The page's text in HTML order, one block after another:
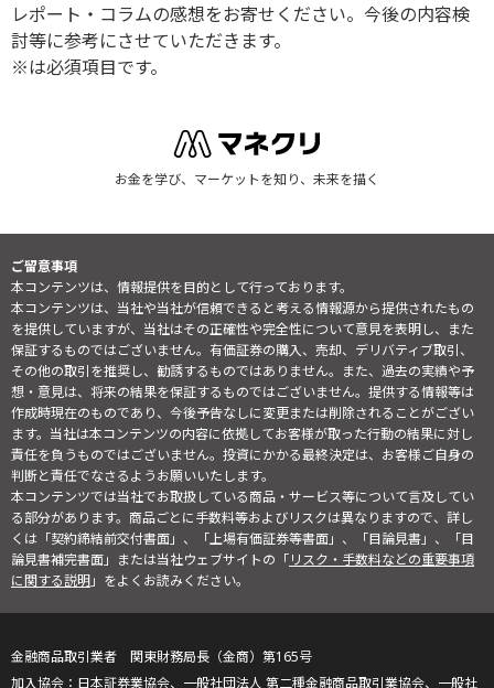
レポート・コラムの感想をお寄せください。今後の内容検
討等に参考にさせていただきます。
※は必須項目です。
お金を学び、マーケットを知り、未来を描く
ご留意事項
本コンテンツは、情報提供を目的として行っております。
本コンテンツは、当社や当社が信頼できると考える情報源から提供されたもの
を提供していますが、当社はその正確性や完全性について意見を表明し、また
保証するものではございません。有価証券の購入、売却、デリバティブ取引、
その他の取引を推奨し、勧誘するものではありません。また、過去の実績や予
想・意見は、将来の結果を保証するものではございません。提供する情報等は
作成時現在のものであり、今後予告なしに変更または削除されることがござい
ます。当社は本コンテンツの内容に依拠してお客様が取った行動の結果に対し
責任を負うものではございません。投資にかかる最終決定は、お客様ご自身の
判断と責任でなさるようお願いいたします。
本コンテンツでは当社でお取扱している商品・サービス等について言及してい
る部分があります。商品ごとに手数料等およびリスクは異なりますので、詳し
くは「契約締結前交付書面」、「上場有価証券等書面」、「目論見書」、「目
論見書補完書面」または当社ウェブサイトの「リスク・手数料などの重要事項
に関する説明」をよくお読みください。
金融商品取引業者 関東財務局長（金商）第165号
日本証券業協会、一般社団法人 第二種金融商品取引業協会、一般社